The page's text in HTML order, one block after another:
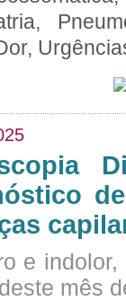
e
mês